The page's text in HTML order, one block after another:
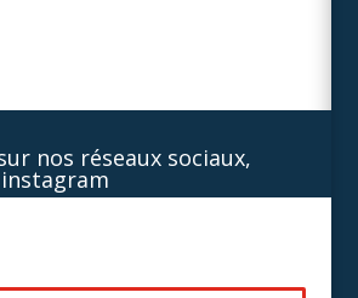
nos réseaux sociaux,